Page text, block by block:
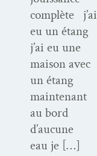
com­plète j’ai
eu un étang
j’ai eu une
mai­son avec
un étang
main­tenant
au bord
d’aucune
eau je […]